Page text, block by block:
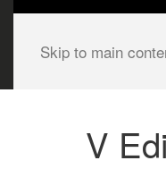
Skip to main
V